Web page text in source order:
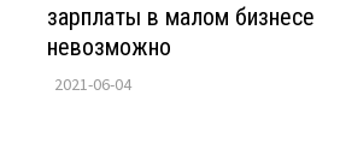
зарплаты в малом бизнесе
невозможно
2021-06-04